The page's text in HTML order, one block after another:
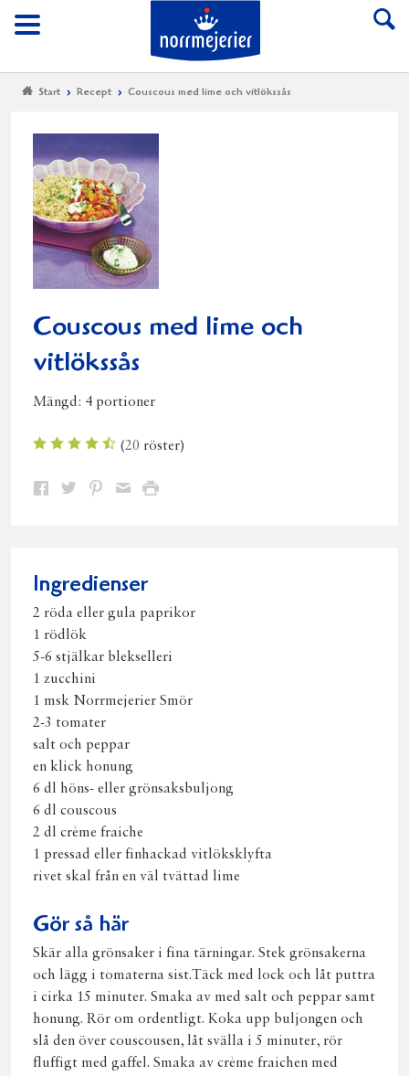
Meny
Till Norrmejerier
Start Recept Couscous med lime och vitlökssås
Couscous med lime och
vitlökssås
Mängd: 4 portioner
(20 röster)
Dela Dela Dela DelaSkriv
Ingredienser
2 röda eller gula paprikor
1 rödlök
5-6 stjälkar blekselleri
1 zucchini
1 msk Norrmejerier Smör
2-3 tomater
salt och peppar
en klick honung
6 dl höns- eller grönsaksbuljong
6 dl couscous
2 dl crème fraiche
1 pressad eller finhackad vitlöksklyfta
rivet skal från en väl tvättad lime
Gör så här
Skär alla grönsaker i fina tärningar. Stek grönsakerna
och lägg i tomaterna sist.Täck med lock och låt puttra
i cirka 15 minuter. Smaka av med salt och peppar samt
honung. Rör om ordentligt. Koka upp buljongen och
slå den över couscousen, låt svälla i 5 minuter, rör
fluffigt med gaffel. Smaka av crème fraichen med